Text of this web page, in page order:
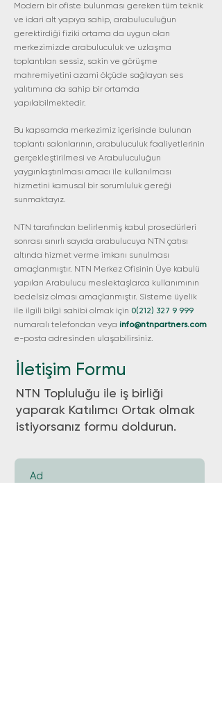
Modern bir ofiste bulunması gereken tüm teknik
ve idari alt yapıya sahip, arabuluculuğun
gerektirdiği fiziki ortama da uygun olan
merkezimizde arabuluculuk ve uzlaşma
toplantıları sessiz, sakin ve görüşme
mahremiyetini azami ölçüde sağlayan ses
yalıtımına da sahip bir ortamda
yapılabilmektedir.
Bu kapsamda merkezimiz içerisinde bulunan
toplantı salonlarının, arabuluculuk faaliyetlerinin
gerçekleştirilmesi ve Arabuluculuğun
yaygınlaştırılması amacı ile kullanılması
hizmetini kamusal bir sorumluluk gereği
sunmaktayız.
NTN tarafından belirlenmiş kabul prosedürleri
sonrası sınırlı sayıda arabulucuya NTN çatısı
altında hizmet verme imkanı sunulması
amaçlanmıştır. NTN Merkez Ofisinin Üye kabulü
yapılan Arabulucu meslektaşlarca kullanımının
bedelsiz olması amaçlanmıştır. Sisteme üyelik
ile ilgili bilgi sahibi olmak için 0(212) 327 9 999
numaralı telefondan veya info@ntnpartners.com
e-posta adresinden ulaşabilirsiniz.
İletişim Formu
NTN Topluluğu ile iş birliği
yaparak Katılımcı Ortak olmak
istiyorsanız formu doldurun.